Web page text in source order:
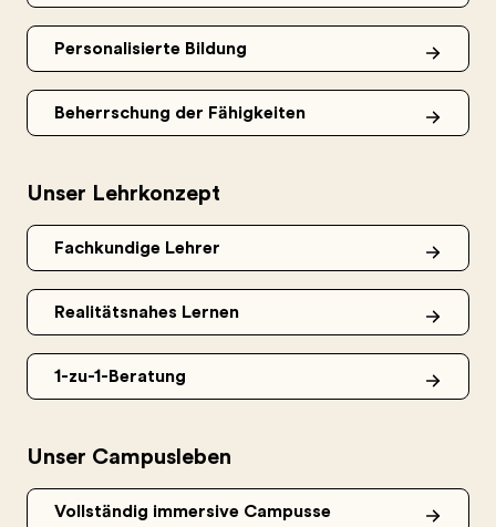
Personalisierte Bildung
Beherrschung der Fähigkeiten
Unser Lehrkonzept
Fachkundige Lehrer
Realitätsnahes Lernen
1-zu-1-Beratung
Unser Campusleben
Vollständig immersive Campusse